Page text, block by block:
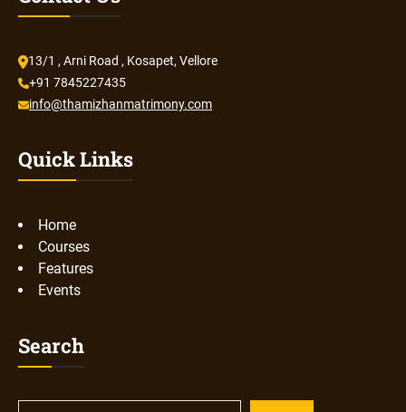
13/1 , Arni Road , Kosapet, Vellore
+91 7845227435
info@thamizhanmatrimony.com
Quick Links
Home
Courses
Features
Events
Search